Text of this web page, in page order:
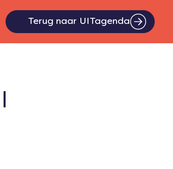
Terug naar UITagenda